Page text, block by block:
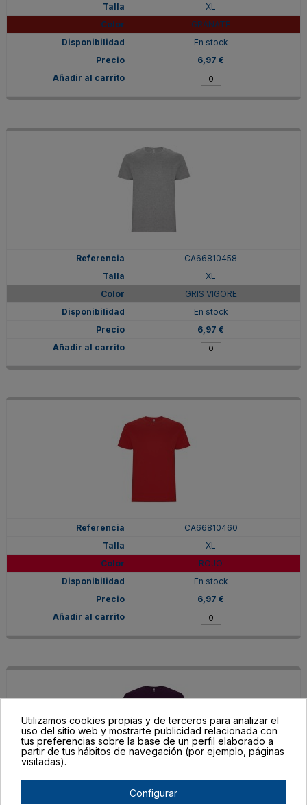
XL
GRANATE
En stock
6,97 €
CA66810458
XL
GRIS VIGORE
En stock
6,97 €
CA66810460
XL
ROJO
En stock
6,97 €
Utilizamos cookies propias y de terceros para analizar el
uso del sitio web y mostrarte publicidad relacionada con
tus preferencias sobre la base de un perfil elaborado a
partir de tus hábitos de navegación (por ejemplo, páginas
visitadas).
Configurar